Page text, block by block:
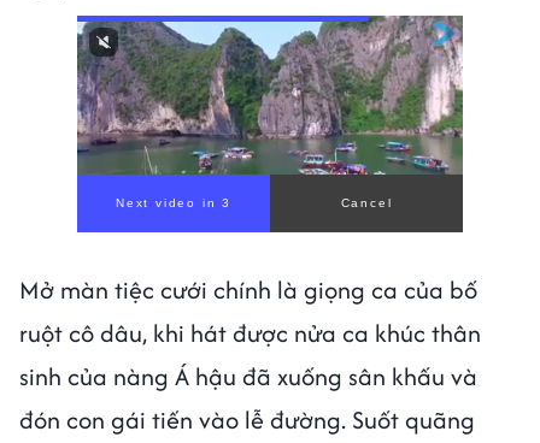
Mở màn tiệc cưới chính là giọng ca của bố
ruột cô dâu, khi hát được nửa ca khúc thân
sinh của nàng Á hậu đã xuống sân khấu và
đón con gái tiến vào lễ đường. Suốt quãng